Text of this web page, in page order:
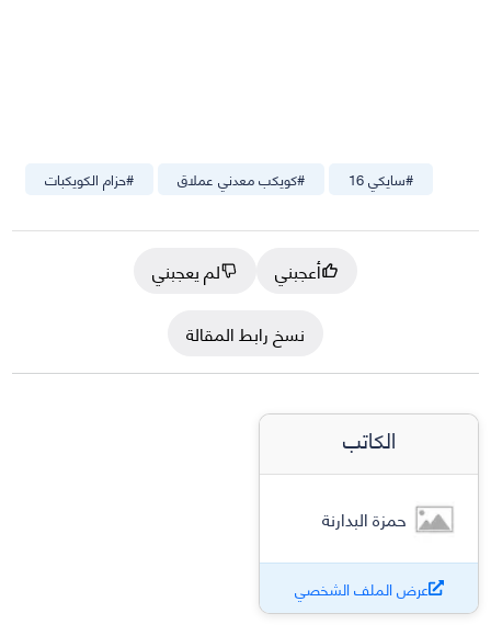
#حزام الكويكبات #كويكب معدني عملاق #سايكي 16
أعجبني
لم يعجبني
نسخ رابط المقالة
الكاتب
حمزة البدارنة
عرض الملف الشخصي